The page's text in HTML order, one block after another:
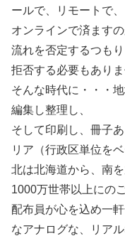
ールで、リモートで、
オンラインで済ます
流れを否定するつもり
拒否する必要もありま
そんな時代に・・・
編集し整理し、
そして印刷し、冊子
リア（行政区単位をベ
北は北海道から、南
1000万世帯以上にの
配布員が心を込め一
なアナログな、リアル